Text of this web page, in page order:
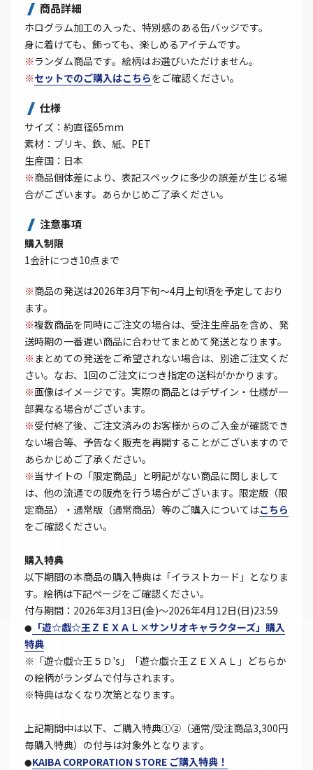
商品詳細
ホログラム加工の入った、特別感のある缶バッジです。
身に着けても、飾っても、楽しめるアイテムです。
※ランダム商品です。絵柄はお選びいただけません。
※セットでのご購入はこちらをご確認ください。
仕様
サイズ：約直径65mm
素材：ブリキ、鉄、紙、PET
生産国：日本
※商品個体差により、表記スペックに多少の誤差が生じる場
合がございます。あらかじめご了承ください。
注意事項
購入制限
1会計につき10点まで
※商品の発送は2026年3月下旬～4月上旬頃を予定しており
ます。
※複数商品を同時にご注文の場合は、受注生産品を含め、発
送時期の一番遅い商品に合わせてまとめて発送となります。
※ まとめての発送をご希望されない場合は、別途ご注文くだ
さい。なお、1回のご注文につき指定の送料がかかります。
※画像はイメージです。実際の商品とはデザイン・仕様が一
部異なる場合がございます。
※受付終了後、ご注文済みのお客様からのご入金が確認でき
ない場合等、予告なく販売を再開することがございますので
あらかじめご了承ください。
※当サイトの「限定商品」と明記がない商品に関しまして
は、他の流通での販売を行う場合がございます。限定版（限
定商品）・通常版（通常商品）等のご購入についてはこちら
をご確認ください。
購入特典
以下期間の本商品の購入特典は「イラストカード」となりま
す。絵柄は下記ページをご確認ください。
付与期間：2026年3月13日(金)～2026年4月12日(日)23:59
●
「遊☆戯☆王ＺＥＸＡＬ×サンリオキャラクターズ」購入
特典
※「遊☆戯☆王５Ｄ's」「遊☆戯☆王ＺＥＸＡＬ」どちらか
の絵柄がランダムで付与されます。
※特典はなくなり次第となります。
上記期間中は以下、ご購入特典①②（通常/受注商品3,300円
毎購入特典）の付与は対象外となります。
●KAIBA CORPORATION STORE ご購入特典！